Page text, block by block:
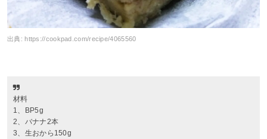
出典:https://cookpad.com/recipe/4065560
材料
1、BP5g
2、バナナ2本
3、生おから150g